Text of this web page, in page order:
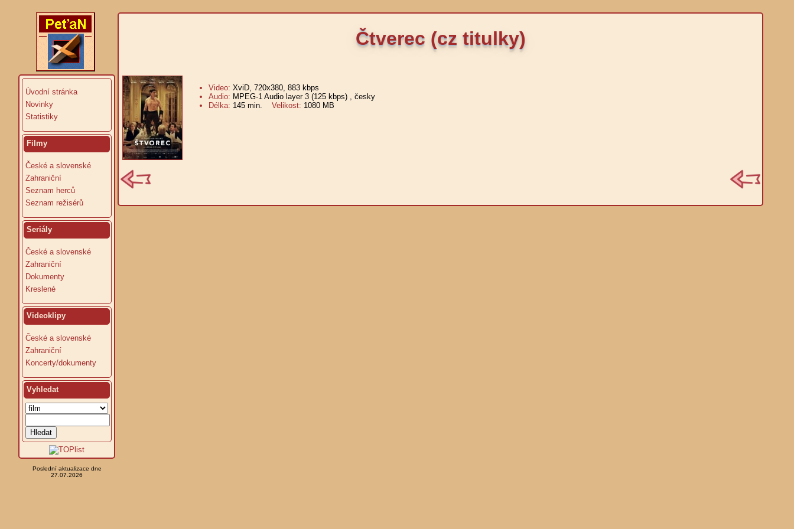
Úvodní stránka
Novinky
Statistiky
Filmy
České a slovenské
Zahraniční
Seznam herců
Seznam režisérů
Seriály
České a slovenské
Zahraniční
Dokumenty
Kreslené
Videoklipy
České a slovenské
Zahraniční
Koncerty/dokumenty
Vyhledat
Poslední aktualizace dne
27.07.2026
Čtverec (cz titulky)
Video: XviD, 720x380, 883 kbps
Audio: MPEG-1 Audio layer 3 (125 kbps) , česky
Délka: 145 min. Velikost: 1080 MB